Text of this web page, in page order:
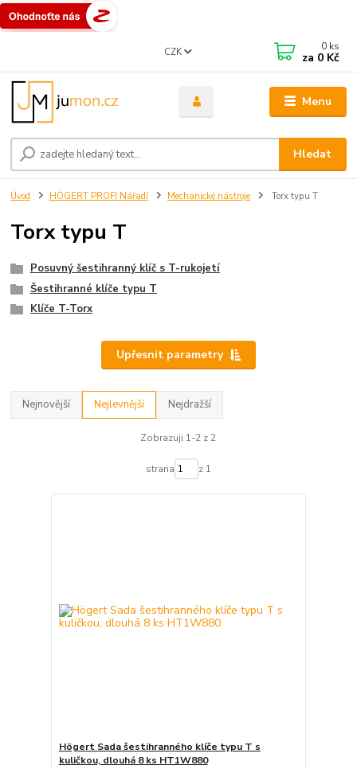
Menu
CZK
Hledat
0 ks
za 0 Kč
Úvod HÖGERT PROFI Nářadí Mechanické nástroje Torx typu T
Torx typu T
Posuvný šestihranný klíč s T-rukojetí
Šestihranné klíče typu T
Klíče T-Torx
Upřesnit parametry
Nejnovější Nejlevnější Nejdražší
Zobrazuji 1-2 z 2
strana z 1
Högert Sada šestihranného klíče typu T s
kuličkou, dlouhá 8 ks HT1W880